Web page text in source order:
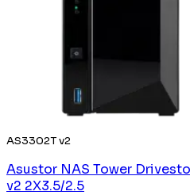
AS3302T v2
Asustor NAS Tower
v2 2X3.5/2.5